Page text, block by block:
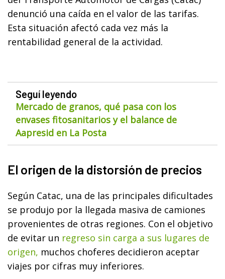
denunció una caída en el valor de las tarifas.
Esta situación afectó cada vez más la
rentabilidad general de la actividad.
Seguí leyendo
Mercado de granos, qué pasa con los
envases fitosanitarios y el balance de
Aapresid en La Posta
El origen de la distorsión de precios
Según Catac, una de las principales dificultades
se produjo por la llegada masiva de camiones
provenientes de otras regiones. Con el objetivo
de evitar un regreso sin carga a sus lugares de
origen, muchos choferes decidieron aceptar
viajes por cifras muy inferiores.